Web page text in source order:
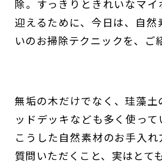
除。すっきりときれいなマ
迎えるために、今日は、自然
いのお掃除テクニックを、ご
無垢の木だけでなく、珪藻土
ッドデッキなども多く使って
こうした自然素材のお手入
質問いただくこと、実はとて